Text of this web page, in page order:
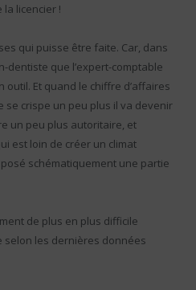
la licencier !
qui puisse être faite. Car, dans
dentiste que l’expert-comptable
outil. Et quand le chiffre d’affaires
se crispe un peu plus il va devenir
un peu plus autoritaire, et
est loin de créer un climat
schématiquement une partie
de plus en plus difficile
selon les dernières données